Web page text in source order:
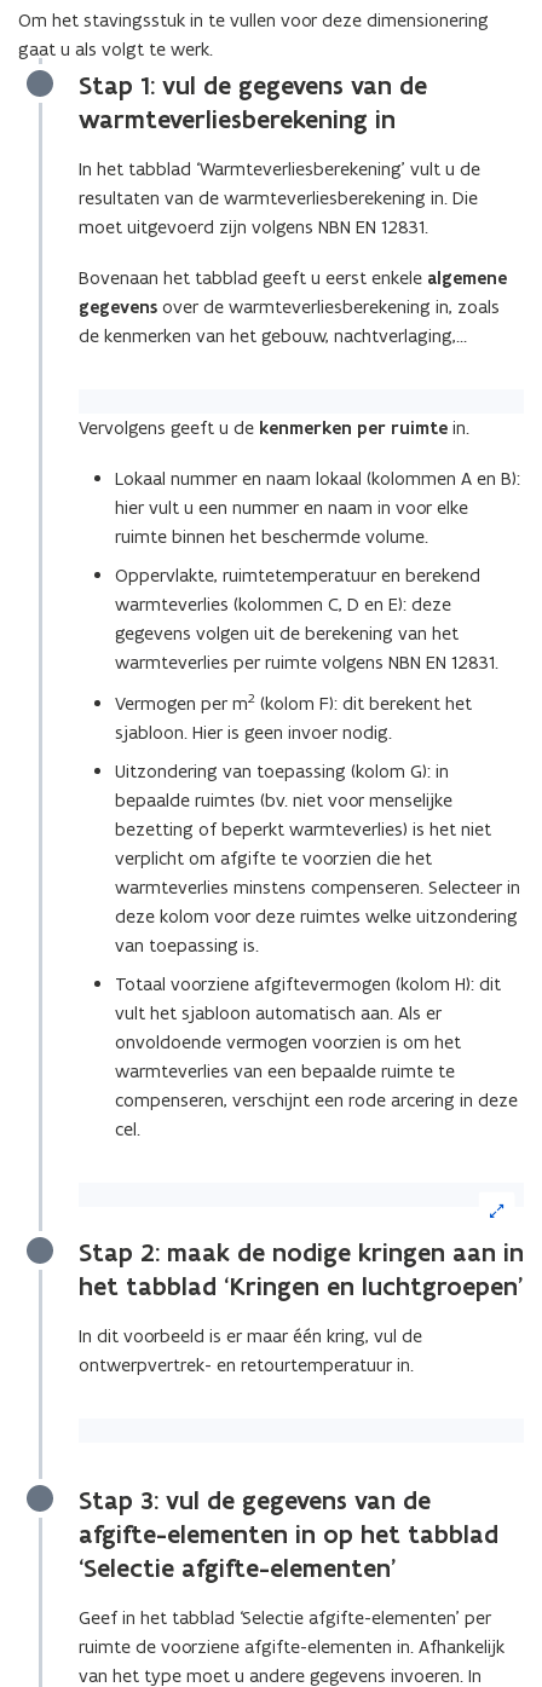
e
s
Om het stavingsstuk in te vullen voor deze dimensionering
gaat u als volgt te werk.
Stap 1: vul de gegevens van de
warmteverliesberekening in
In het tabblad ‘Warmteverliesberekening’ vult u de
resultaten van de warmteverliesberekening in. Die
moet uitgevoerd zijn volgens NBN EN 12831.
Bovenaan het tabblad geeft u eerst enkele algemene
gegevens over de warmteverliesberekening in, zoals
de kenmerken van het gebouw, nachtverlaging,…
de
afbeelding
voor
vergrote
weergave)
Vervolgens geeft u de kenmerken per ruimte in.
Lokaal nummer en naam lokaal (kolommen A en B):
hier vult u een nummer en naam in voor elke
ruimte binnen het beschermde volume.
Oppervlakte, ruimtetemperatuur en berekend
warmteverlies (kolommen C, D en E): deze
gegevens volgen uit de berekening van het
warmteverlies per ruimte volgens NBN EN 12831.
Vermogen per m2 (kolom F): dit berekent het
sjabloon. Hier is geen invoer nodig.
Uitzondering van toepassing (kolom G): in
bepaalde ruimtes (bv. niet voor menselijke
bezetting of beperkt warmteverlies) is het niet
verplicht om afgifte te voorzien die het
warmteverlies minstens compenseren. Selecteer in
deze kolom voor deze ruimtes welke uitzondering
van toepassing is.
Totaal voorziene afgiftevermogen (kolom H): dit
vult het sjabloon automatisch aan. Als er
onvoldoende vermogen voorzien is om het
warmteverlies van een bepaalde ruimte te
compenseren, verschijnt een rode arcering in deze
cel.
Stap 2: maak de nodige kringen aan in
het tabblad ‘Kringen en luchtgroepen’
In dit voorbeeld is er maar één kring, vul de
ontwerpvertrek- en retourtemperatuur in.
Stap 3: vul de gegevens van de
afgifte-elementen in op het tabblad
‘Selectie afgifte-elementen’
Geef in het tabblad ‘Selectie afgifte-elementen’ per
ruimte de voorziene afgifte-elementen in. Afhankelijk
van het type moet u andere gegevens invoeren. In